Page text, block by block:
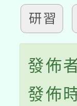
研習
發佈
發佈